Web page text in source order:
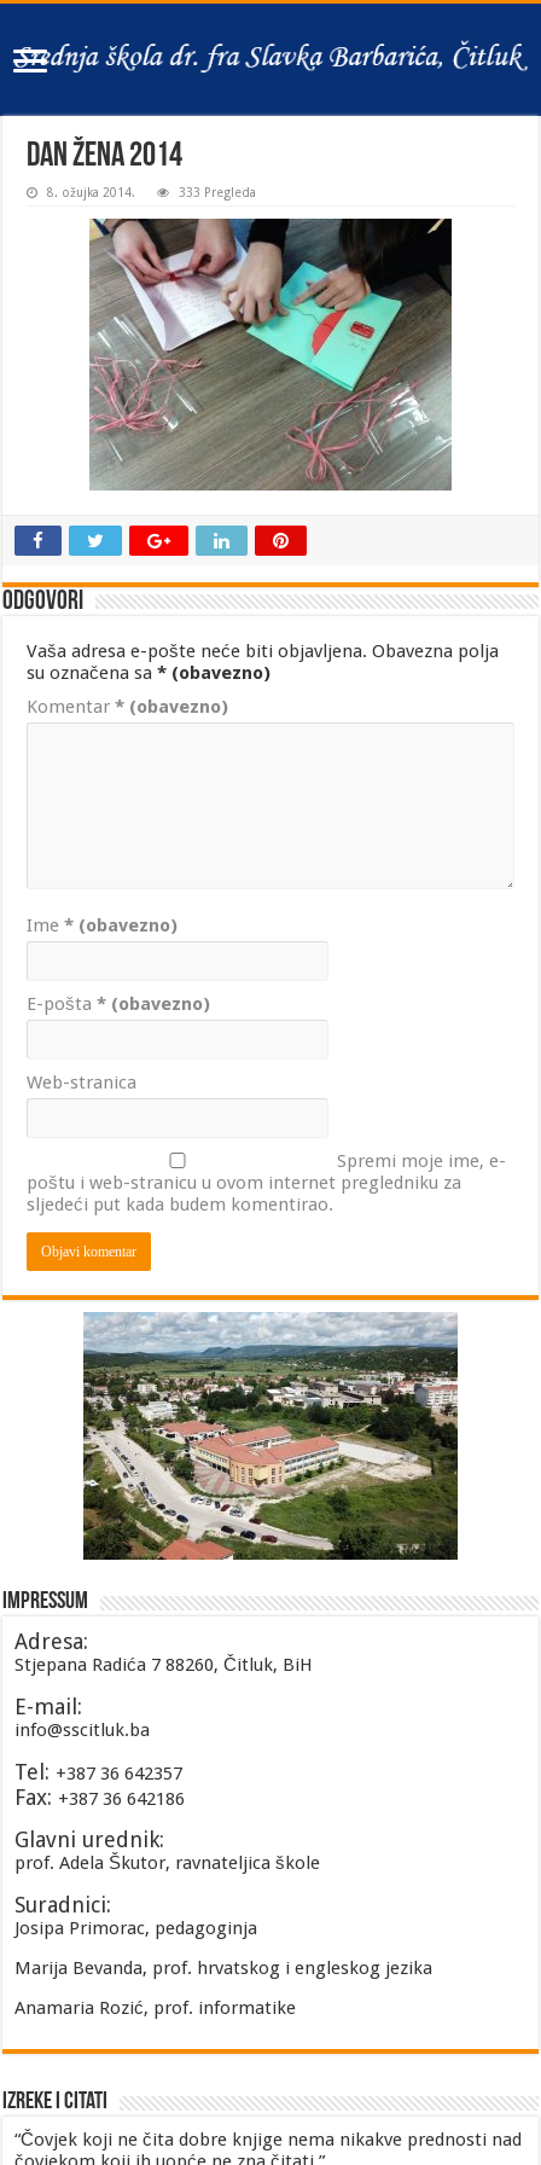
Dan žena 2014
8. ožujka 2014. 333 Pregleda
Odgovori
Vaša adresa e-pošte neće biti objavljena. Obavezna polja
su označena sa* (obavezno)
Komentar* (obavezno)
Ime* (obavezno)
E-pošta* (obavezno)
Web-stranica
Spremi moje ime, e-
poštu i web-stranicu u ovom internet pregledniku za
sljedeći put kada budem komentirao.
Impressum
Adresa:
Stjepana Radića 7 88260, Čitluk, BiH
E-mail:
info@sscitluk.ba
Tel: +387 36 642357
Fax: +387 36 642186
Glavni urednik:
prof. Adela Škutor, ravnateljica škole
Suradnici:
Josipa Primorac, pedagoginja
Marija Bevanda, prof. hrvatskog i engleskog jezika
Anamaria Rozić, prof. informatike
Izreke i Citati
“Čovjek koji ne čita dobre knjige nema nikakve prednosti nad